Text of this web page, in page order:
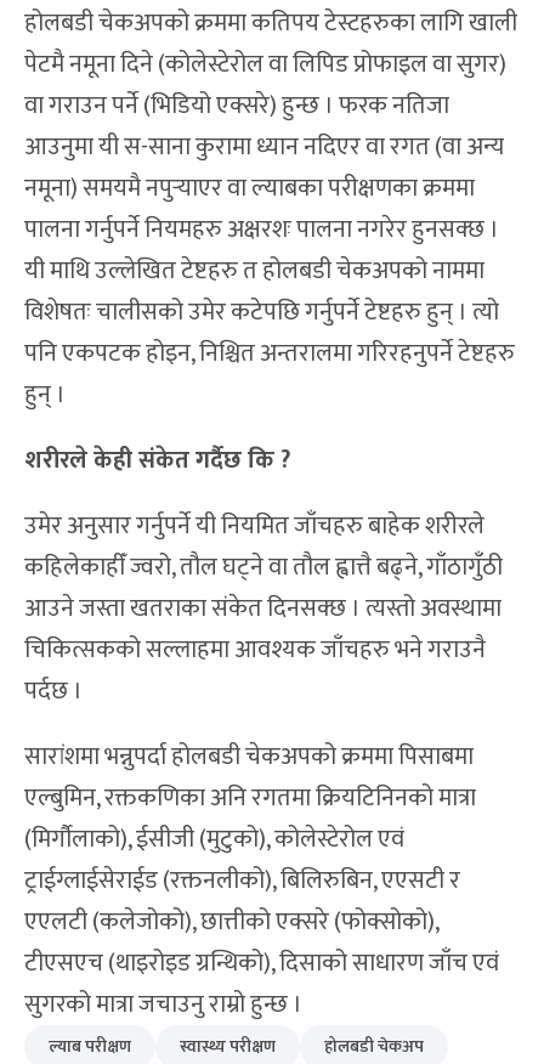
होलबडी चेकअपको क्रममा कतिपय टेस्टहरुका लागि खाली
पेटमै नमूना दिने (कोलेस्टेरोल वा लिपिड प्रोफाइल वा सुगर)
वा गराउन पर्ने (भिडियो एक्सरे) हुन्छ । फरक नतिजा
आउनुमा यी स-साना कुरामा ध्यान नदिएर वा रगत (वा अन्य
नमूना) समयमै नपुर्‍याएर वा ल्याबका परीक्षणका क्रममा
पालना गर्नुपर्ने नियमहरु अक्षरशः पालना नगरेर हुनसक्छ ।
यी माथि उल्लेखित टेष्टहरु त होलबडी चेकअपको नाममा
विशेषतः चालीसको उमेर कटेपछि गर्नुपर्ने टेष्टहरु हुन् । त्यो
पनि एकपटक होइन, निश्चित अन्तरालमा गरिरहनुपर्ने टेष्टहरु
हुन् ।
शरीरले केही संकेत गर्दैछ कि ?
उमेर अनुसार गर्नुपर्ने यी नियमित जाँचहरु बाहेक शरीरले
कहिलेकाहीँ ज्वरो, तौल घट्ने वा तौल ह्वात्तै बढ्ने, गाँठागुँठी
आउने जस्ता खतराका संकेत दिनसक्छ । त्यस्तो अवस्थामा
चिकित्सकको सल्लाहमा आवश्यक जाँचहरु भने गराउनै
पर्दछ ।
सारांशमा भन्नुपर्दा होलबडी चेकअपको क्रममा पिसाबमा
एल्बुमिन, रक्तकणिका अनि रगतमा क्रियटिनिनको मात्रा
(मिर्गौलाको), ईसीजी (मुटुको), कोलेस्टेरोल एवं
ट्राईग्लाईसेराईड (रक्तनलीको), बिलिरुबिन, एएसटी र
एएलटी (कलेजोको), छात्तीको एक्सरे (फोक्सोको),
टीएसएच (थाइरोइड ग्रन्थिको), दिसाको साधारण जाँच एवं
सुगरको मात्रा जचाउनु राम्रो हुन्छ ।
ल्याब परीक्षण स्वास्थ्य परीक्षण होलबडी चेकअप